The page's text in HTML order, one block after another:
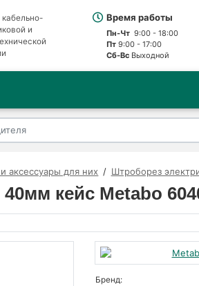
и
Время работы
Пн-Чт9:00 - 18:00
Пт9:00 - 17:00
Сб-ВсВыходной
аксессуары для них Штроборез
кейс Metabo
Бренд: